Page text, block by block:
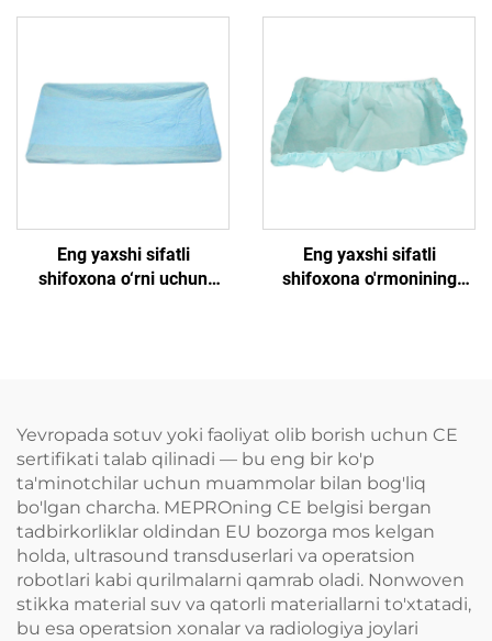
tekshiruv varagʻi
matrasingizni moisture-
Eng yaxshi sifatli
shifoxona o‘rni uchun
Eng yaxshi sifatli
shifoxona o'rmonining
Yevropada sotuv yoki faoliyat olib borish uchun CE
sertifikati talab qilinadi — bu eng bir ko'p
ta'minotchilar uchun muammolar bilan bog'liq
bo'lgan charcha. MEPROning CE belgisi bergan
tadbirkorliklar oldindan EU bozorga mos kelgan
holda, ultrasound transduserlari va operatsion
robotlari kabi qurilmalarni qamrab oladi. Nonwoven
stikka material suv va qatorli materiallarni to'xtatadi,
bu esa operatsion xonalar va radiologiya joylari